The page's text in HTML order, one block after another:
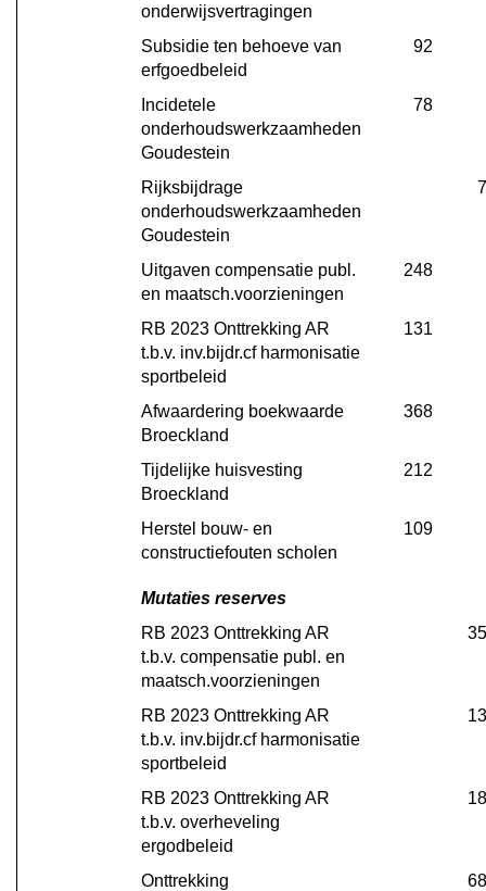
onderwijsvertragingen
Subsidie ten behoeve van
erfgoedbeleid
92
Incidetele
onderhoudswerkzaamheden
Goudestein
78
Rijksbijdrage
onderhoudswerkzaamheden
Goudestein
Uitgaven compensatie publ.
en maatsch.voorzieningen
248
RB 2023 Onttrekking AR
t.b.v. inv.bijdr.cf harmonisatie
sportbeleid
131
Afwaardering boekwaarde
Broeckland
368
Tijdelijke huisvesting
Broeckland
212
Herstel bouw- en
constructiefouten scholen
109
Mutaties reserves
RB 2023 Onttrekking AR
t.b.v. compensatie publ. en
maatsch.voorzieningen
RB 2023 Onttrekking AR
t.b.v. inv.bijdr.cf harmonisatie
sportbeleid
RB 2023 Onttrekking AR
t.b.v. overheveling
ergodbeleid
Onttrekking